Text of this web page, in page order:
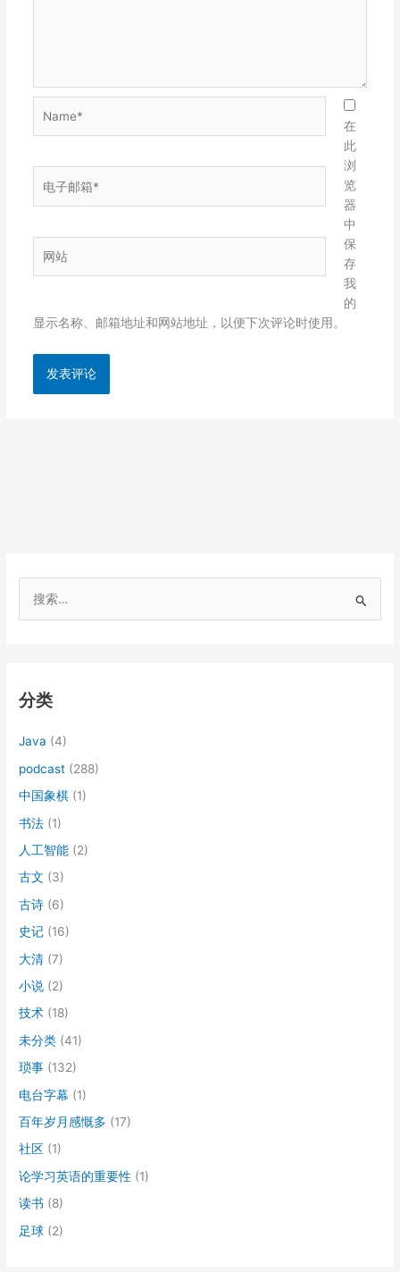
子
箱
站
在
此
浏
览
器
中
保
存
我
的
显示名称、邮箱地址和网站地址，以便下次评论时使用。
分类
Java (4)
podcast (288)
中国象棋 (1)
书法 (1)
人工智能 (2)
古文 (3)
古诗 (6)
史记 (16)
大清 (7)
小说 (2)
技术 (18)
未分类 (41)
琐事 (132)
电台字幕 (1)
百年岁月感慨多 (17)
社区 (1)
论学习英语的重要性 (1)
读书 (8)
足球 (2)